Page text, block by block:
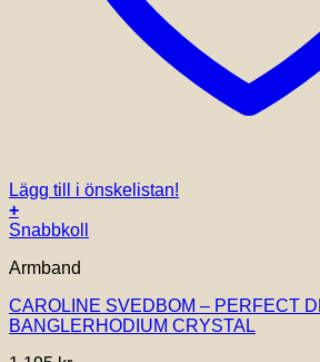
Lägg till i önskelistan!
+
Snabbkoll
Armband
CAROLINE SVEDBOM – PERFECT
BANGLERHODIUM CRYSTAL